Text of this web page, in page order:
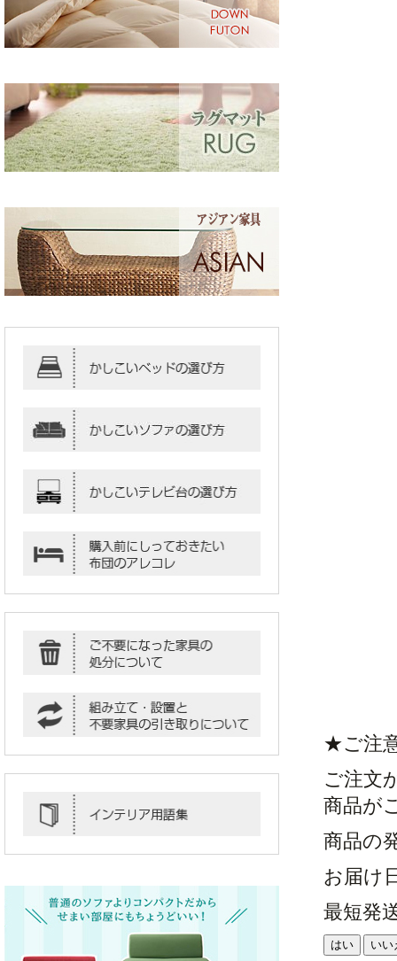
★ご注
ご注文
商品が
商品の
お届け
最短発
はい いい